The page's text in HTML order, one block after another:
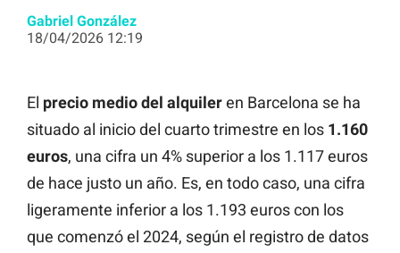
Gabriel González
18/04/2026 12:19
El precio medio del alquileren Barcelona se ha
situado al inicio del cuarto trimestre en los 1.160
euros, una cifra un 4% superior a los 1.117 euros
de hace justo un año. Es, en todo caso, una cifra
ligeramente inferior a los 1.193 euros con los
que comenzó el 2024, según el registro de datos